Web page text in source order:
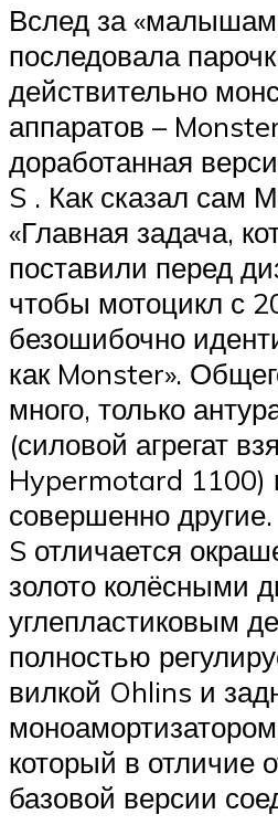
Вслед за
последовала
действительно
аппаратов –
доработанная
S . Как сказал сам
«Главная задача,
поставили перед
чтобы мотоцикл с
безошибочно
как Monster».
много, только
(силовой агрегат
Hypermotard 1100)
совершенно
S отличается
золото колёсными
углепластиковым
полностью
вилкой Ohlins и
который в отличие
базовой версии